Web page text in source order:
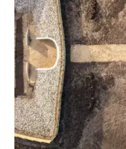
escala.
Construya una
Mejore los flujos de
operaciones para
sostenible y resiliente.